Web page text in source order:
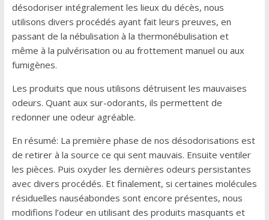
désodoriser intégralement les lieux du décès, nous
utilisons divers procédés ayant fait leurs preuves, en
passant de la nébulisation à la thermonébulisation et
même à la pulvérisation ou au frottement manuel ou aux
fumigènes.
Les produits que nous utilisons détruisent les mauvaises
odeurs. Quant aux sur-odorants, ils permettent de
redonner une odeur agréable.
En résumé: La première phase de nos désodorisations est
de retirer à la source ce qui sent mauvais. Ensuite ventiler
les pièces. Puis oxyder les dernières odeurs persistantes
avec divers procédés. Et finalement, si certaines molécules
résiduelles nauséabondes sont encore présentes, nous
modifions l’odeur en utilisant des produits masquants et